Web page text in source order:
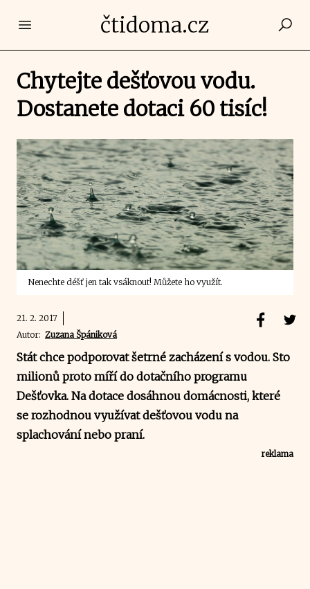
Open main menučtidoma.cz
Chytejte dešťovou vodu.
Dostanete dotaci 60 tisíc!
Nenechte déšť jen tak vsáknout! Můžete ho využít.
21. 2. 2017
Autor: Zuzana Špániková
Stát chce podporovat šetrné zacházení s vodou. Sto
milionů proto míří do dotačního programu
Dešťovka. Na dotace dosáhnou domácnosti, které
se rozhodnou využívat dešťovou vodu na
splachování nebo praní.
reklama